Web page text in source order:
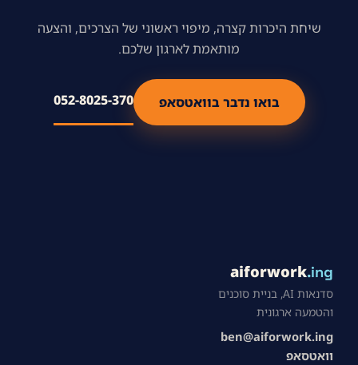
שיחת היכרות קצרה, מיפוי ראשוני של הצרכים, והצעה
מותאמת לארגון שלכם.
בואו נדבר בוואטסאפ 052-8025-370
aiforwork.ing
סדנאות AI, בניית סוכנים
והטמעה ארגונית
ben@aiforwork.ing
וואטסאפ